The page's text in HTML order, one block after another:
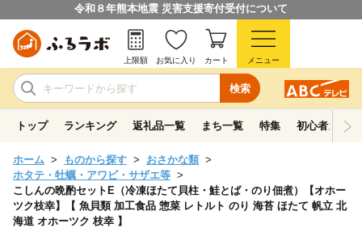
令和８年熊本地震 災害支援寄付受付について
検索
上限額 お気に入り カート メニュー
トップ ランキング 返礼品一覧 まち一覧 特集 初心者ガイド
ホーム ものから探す
おさかな類
ホタテ・牡蠣・アワビ・サザエ等
こしんの晩酌セットE（冷凍ほたて貝柱・鮭とば・のり佃煮）【オホー
ツク枝幸】【 魚貝類 加工食品 惣菜 レトルト のり 海苔 ほたて 帆立 北
海道 オホーツク 枝幸 】